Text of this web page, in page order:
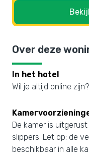
Over deze
In het hotel
Wil je altijd online
De kamer is
slippers. Let op: de
beschikbaar in alle